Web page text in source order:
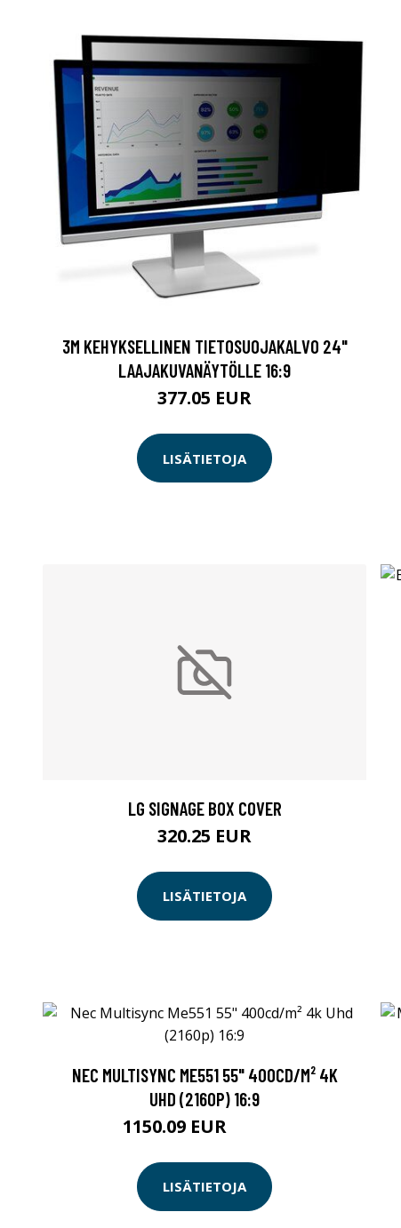
3M KEHYKSELLINEN TIETOSUOJAKALVO 24"
LAAJAKUVANÄYTÖLLE 16:9
377.05 EUR
LISÄTIETOJA
LG SIGNAGE BOX COVER
320.25 EUR
LISÄTIETOJA
NEC MULTISYNC ME551 55" 400CD/M² 4K
UHD (2160P) 16:9
1150.09 EUR
LISÄTIETOJA